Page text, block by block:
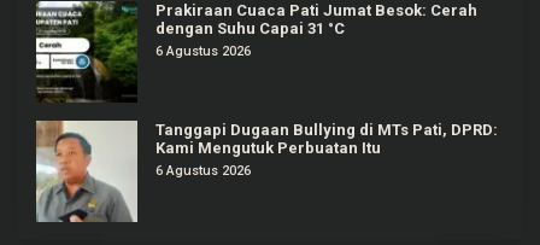
Prakiraan Cuaca Pati Jumat Besok: Cerah
dengan Suhu Capai 31 °C
6 Agustus 2026
Tanggapi Dugaan Bullying di MTs Pati, DPRD:
Kami Mengutuk Perbuatan Itu
6 Agustus 2026